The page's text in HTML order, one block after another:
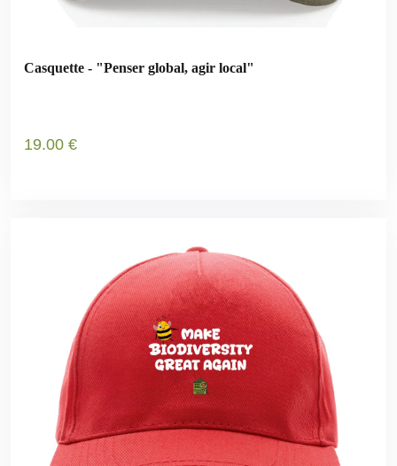
Casquette - "Penser global, agir local"
19.00 €